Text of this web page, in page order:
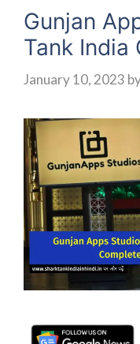
Gunjan
Tank India
January 10, 2023